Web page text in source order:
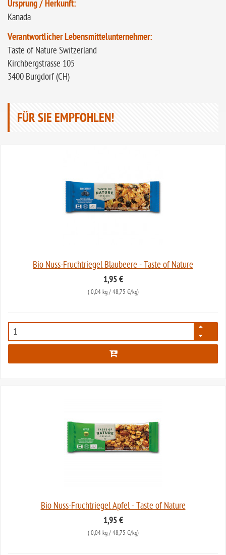
Ursprung / Herkunft:
Kanada
Verantwortlicher Lebensmittelunternehmer:
Taste of Nature Switzerland
Kirchbergstrasse 105
3400 Burgdorf (CH)
FÜR SIE EMPFOHLEN!
Bio Nuss-Fruchtriegel Blaubeere - Taste of Nature
1,95 €
( 0,04 kg/ 48,75 €/kg)
6944
Bio Nuss-Fruchtriegel Apfel - Taste of Nature
1,95 €
( 0,04 kg/ 48,75 €/kg)